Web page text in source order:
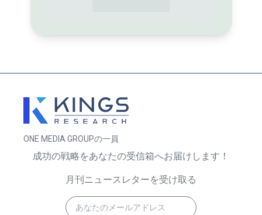
ONE MEDIA GROUPの一員
成功の戦略をあなたの受信箱へお届けします！
月刊ニュースレターを受け取る